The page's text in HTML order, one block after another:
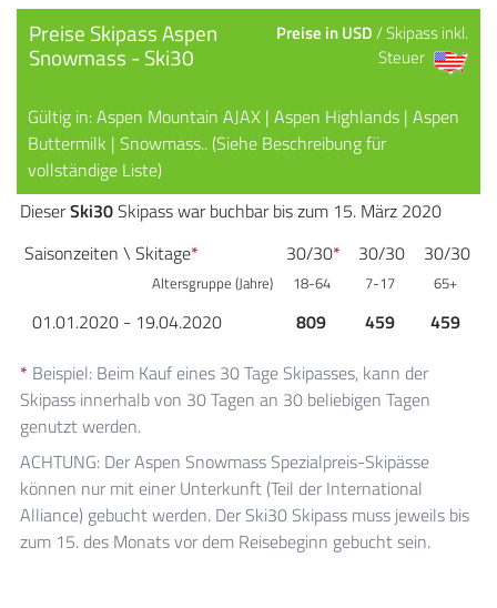
Preise Skipass Aspen
Snowmass - Ski30
Preise in USD/ Skipass inkl.
Steuer
Gültig in: Aspen Mountain AJAX | Aspen Highlands | Aspen
Buttermilk | Snowmass.. (Siehe Beschreibung für
vollständige Liste)
* Beispiel: Beim Kauf eines 30 Tage Skipasses, kann der
Skipass innerhalb von 30 Tagen an 30 beliebigen Tagen
genutzt werden.
ACHTUNG: Der Aspen Snowmass Spezialpreis-Skipässe
können nur mit einer Unterkunft (Teil der International
Alliance) gebucht werden. Der Ski30 Skipass muss jeweils bis
zum 15. des Monats vor dem Reisebeginn gebucht sein.
DieserSki30Skipass war buchbar bis zum 15. März 2020
Saisonzeiten \ Skitage* 30/30* 30/30 30/30
Altersgruppe (Jahre) 18-64 7-17 65+
01.01.2020 - 19.04.2020 809 459 459